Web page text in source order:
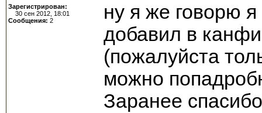
Зарегистрирован:
30 сен 2012, 18:01
Сообщения: 2
ну я же говорю
добавил в
(пожалуйста
можно
Заранее